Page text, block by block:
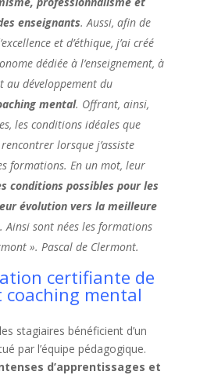
enseignants. Aussi, afin de
et d’éthique, j’ai créé
dédiée à l’enseignement, à
au développement du
mental. Offrant, ainsi,
les conditions idéales que
lorsque j’assiste
formations. En un mot, leur
conditions possibles pour les
évolution vers la meilleure
. Ainsi sont nées les formations
». Pascal de Clermont.
certifiante de
mental
stagiaires bénéficient d’un
par l’équipe pédagogique.
d’apprentissages et